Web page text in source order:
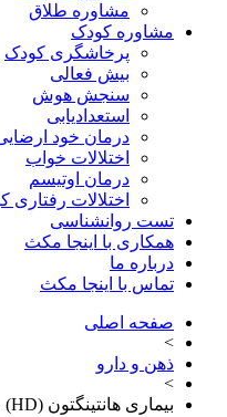
مشاوره طلاق
مشاوره کودک
پرخاشگری کودک
بیش فعالی
سنجش هوش
استعدادیابی
درمان خود ارضایی
اختلالات خواب
درمان اوتیسم
اختلالات رفتاری کودک
تست روانشناسی
همکاری با اینجا مکث
درباره ما
تماس با اینجا مکث
صفحه اصلی
ذهن و دارو
بیماری هانتینگتون (HD) چیست؟